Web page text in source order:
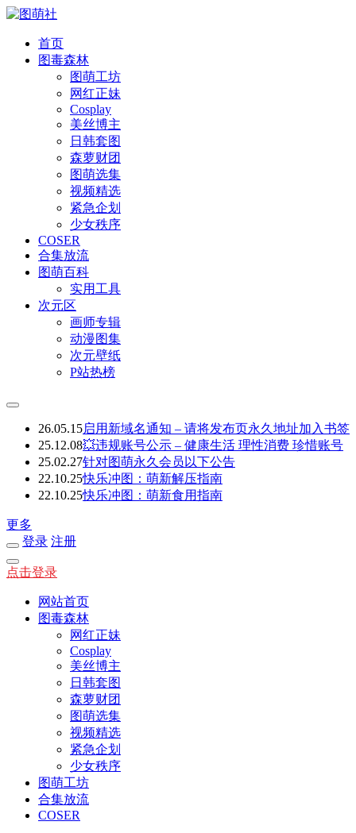
首页
图毒森林
图萌工坊
网红正妹
Cosplay
美丝博主
日韩套图
森萝财团
图萌选集
视频精选
紧急企划
少女秩序
COSER
合集放流
图萌百科
实用工具
次元区
画师专辑
动漫图集
次元壁纸
P站热榜
26.05.15启用新域名通知 – 请将发布页永久地址加入书签
25.12.08💥违规账号公示 – 健康生活 理性消费 珍惜账号
25.02.27针对图萌永久会员以下公告
22.10.25快乐冲图：萌新解压指南
22.10.25快乐冲图：萌新食用指南
更多
登录 注册
点击登录
网站首页
图毒森林
网红正妹
Cosplay
美丝博主
日韩套图
森萝财团
图萌选集
视频精选
紧急企划
少女秩序
图萌工坊
合集放流
COSER